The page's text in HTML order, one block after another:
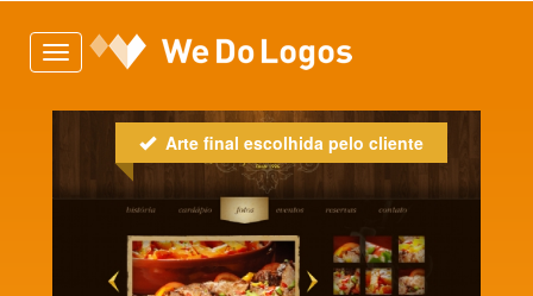
Toggle
navigation
Arte final escolhida pelo cliente